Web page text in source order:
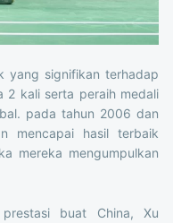
yang signifikan terhadap
2 kali serta peraih medali
pada tahun 2006 dan
mencapai hasil terbaik
mereka mengumpulkan
buat China, Xu